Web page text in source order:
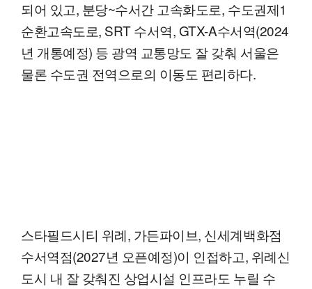
되어 있고, 분당~수서간 고속화도로, 수도권제1
순환고속도로, SRT 수서역, GTX-A수서역(2024
년 개통예정) 등 광역 교통망도 잘 갖춰 서울은
물론 수도권 전역으로의 이동도 편리하다.
스타필드시티 위례, 가든파이브, 신세계백화점
수서역점(2027년 오픈예정)이 인접하고, 위례신
도시 내 잘 갖춰진 상업시설 인프라도 누릴 수